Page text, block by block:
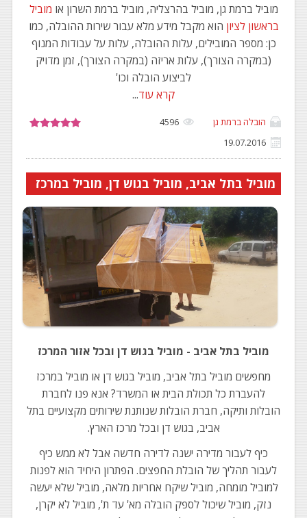
מוביל ברמת גן, מוביל בהרצליה, מוביל ברמת השרון או מוביל
בראשון לציון הוא מקבל מידע מלא עבור שירות ההובלה, כמו
כן: מספר המובילים, עלות ההובלה, עלות על עבודות המנוף
(במקרה הצורך), עלות אריזה (במקרה הצורך), זמן מדויק
לביצוע הובלה וכו'
קרא עוד...
הובלה ברמת גן
4596
19.07.2016
מוביל בתל אביב, מוביל בגוש דן, מוביל במרכז
מוביל בתל אביב - מוביל בגוש דן ובכל אזור המרכז
מחפשים מוביל בתל אביב, מוביל בגוש דן או מוביל במרכז
להעברת כל תכולת הבית או המשרד? אנא פנו לחברת
הובלות ותיקה, חברת הובלות שנותנת שירותים מקצועיים בתל
אביב, בגוש דן ובכל מרכז הארץ.
כיף לעבור מדירה ישנה לדירה חדשה אבל לא ממש כיף
לעבור תהליך של הובלת החפצים. הפתרון היחיד הוא לפנות
למוביל מומחה, מוביל שיקח אחריות מלאה, מוביל שלא יעשה
נזק, מוביל שיכול לספק הובלה מא' עד ת', מוביל לא יקרן,